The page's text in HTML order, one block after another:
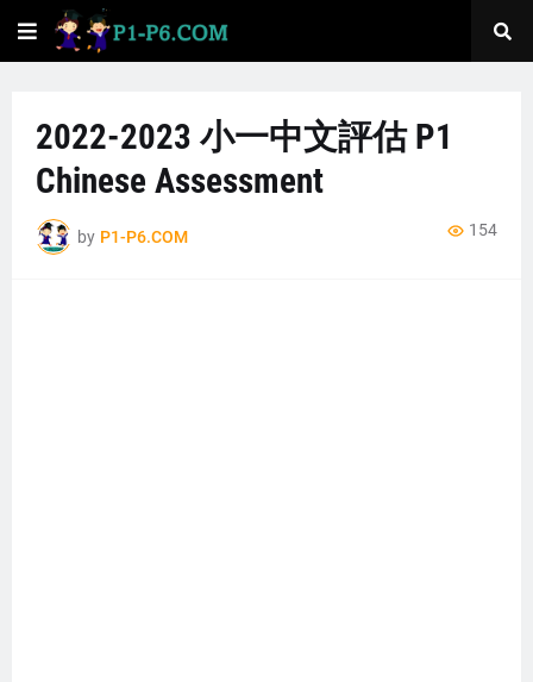
2022-2023 小一中文評估 P1
Chinese Assessment
by P1-P6.COM 154